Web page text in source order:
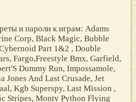
и пароли к играм: Adams
Corp, Black Magic, Bubble
Part 1&2 , Double
Fargo,Freestyle Bmx, Garfield,
Dummy Run, Impossamole,
Jones And Last Crusade, Jet
Kgb Superspy, Last Mission ,
Stripes, Monty Python Flying